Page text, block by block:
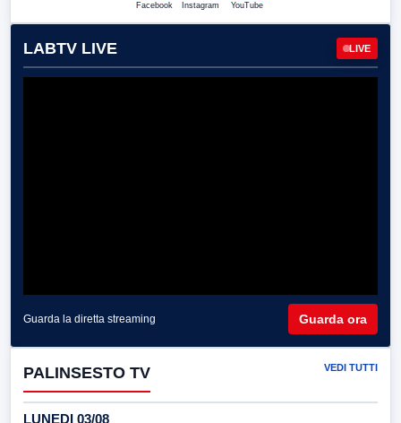
Facebook Instagram YouTube
LABTV LIVE LIVE
Guarda la diretta streaming Guarda ora
PALINSESTO TV VEDI TUTTI
LUNEDI 03/08